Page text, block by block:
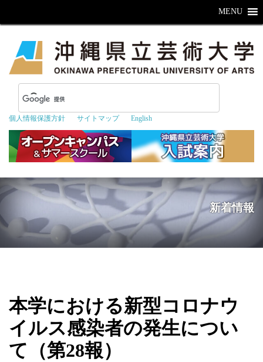
個人情報保護方針 サイトマップ English
MENU
新着情報
本学における新型コロナウ
イルス感染者の発生につい
て（第28報）